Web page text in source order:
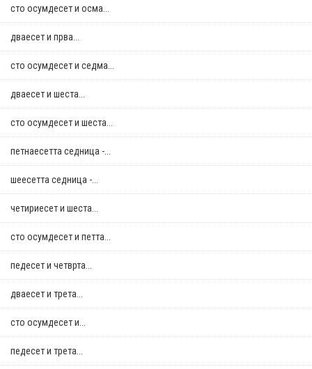
сто осумдесет и осма...
дваесет и прва...
сто осумдесет и седма...
дваесет и шеста...
сто осумдесет и шеста...
петнаесетта седница -...
шеесетта седница -...
четириесет и шеста...
сто осумдесет и петта...
педесет и четврта...
дваесет и трета...
сто осумдесет и...
педесет и трета...